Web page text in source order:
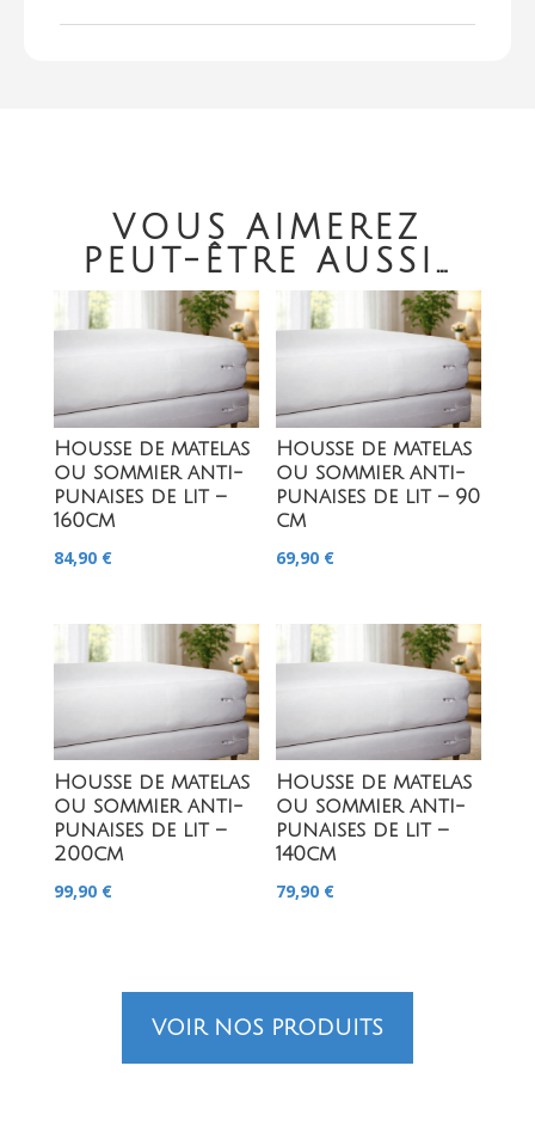
VOUS AIMEREZ
PEUT-ÊTRE AUSSI…
Housse de matelas
ou sommier anti-
punaises de lit –
160cm
84,90 €
Housse de matelas
ou sommier anti-
punaises de lit – 90
cm
69,90 €
Housse de matelas
ou sommier anti-
punaises de lit –
200cm
99,90 €
Housse de matelas
ou sommier anti-
punaises de lit –
140cm
79,90 €
VOIR NOS PRODUITS